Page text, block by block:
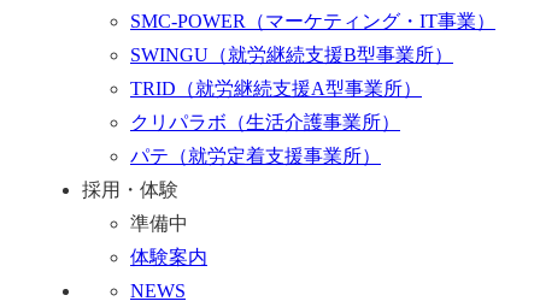
SMC-POWER （マーケティング・IT事業）
SWINGU （就労継続支援B型事業所）
TRID （就労継続支援A型事業所）
クリパラボ （生活介護事業所）
パテ （就労定着支援事業所）
採用・体験
準備中
体験案内
NEWS